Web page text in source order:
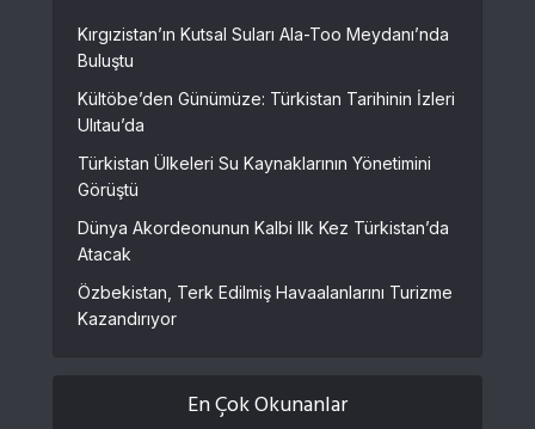
Kırgızistan’ın Kutsal Suları Ala-Too Meydanı’nda
Buluştu
Kültöbe’den Günümüze: Türkistan Tarihinin İzleri
Ulıtau’da
Türkistan Ülkeleri Su Kaynaklarının Yönetimini
Görüştü
Dünya Akordeonunun Kalbi Ilk Kez Türkistan’da
Atacak
Özbekistan, Terk Edilmiş Havaalanlarını Turizme
Kazandırıyor
En Çok Okunanlar